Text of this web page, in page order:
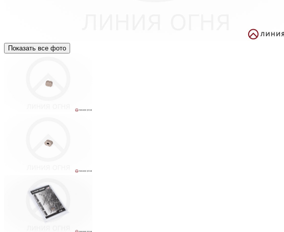
Показать все фото